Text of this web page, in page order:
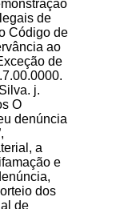
de
Código de
ao
de
j.
O
denúncia
a
e
dos
de